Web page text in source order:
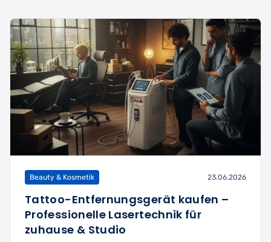
Beauty & Kosmetik 23.06.2026
Tattoo-Entfernungsgerät kaufen –
Professionelle Lasertechnik für
zuhause & Studio